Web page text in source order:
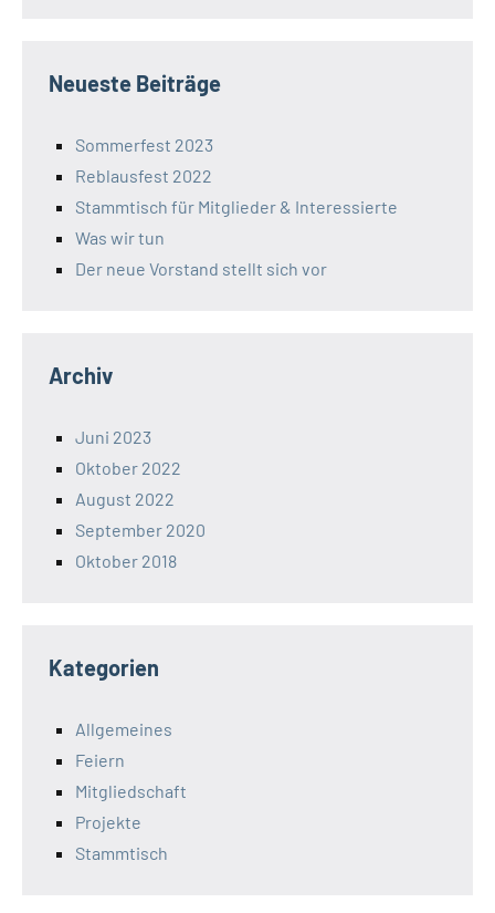
Neueste Beiträge
Sommerfest 2023
Reblausfest 2022
Stammtisch für Mitglieder & Interessierte
Was wir tun
Der neue Vorstand stellt sich vor
Archiv
Juni 2023
Oktober 2022
August 2022
September 2020
Oktober 2018
Kategorien
Allgemeines
Feiern
Mitgliedschaft
Projekte
Stammtisch